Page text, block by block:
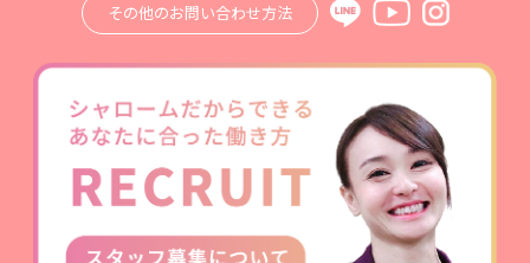
その他のお問い合わせ方法